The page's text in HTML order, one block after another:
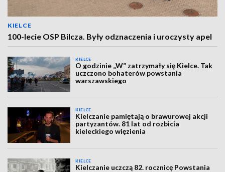
KIELCE
100-lecie OSP Bilcza. Były odznaczenia i uroczysty apel
KIELCE
O godzinie „W” zatrzymały się Kielce. Tak
uczczono bohaterów powstania
warszawskiego
KIELCE
Kielczanie pamiętają o brawurowej akcji
partyzantów. 81 lat od rozbicia
kieleckiego więzienia
KIELCE
Kielczanie uczczą 82. rocznicę Powstania